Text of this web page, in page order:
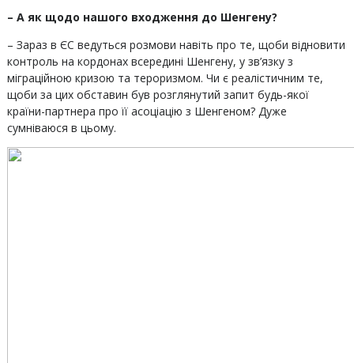
– А як щодо нашого входження до Шенгену?
– Зараз в ЄС ведуться розмови навіть про те, щоби відновити
контроль на кордонах всередині Шенгену, у зв’язку з
міграційною кризою та тероризмом. Чи є реалістичним те,
щоби за цих обставин був розглянутий запит будь-якої
країни-партнера про її асоціацію з Шенгеном? Дуже
сумніваюся в цьому.